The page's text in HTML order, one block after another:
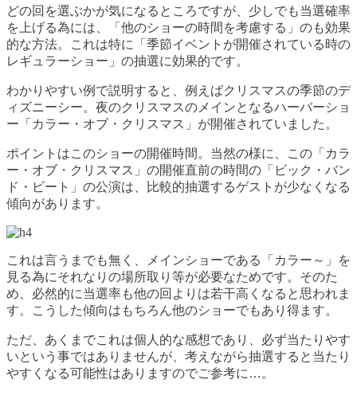
どの回を選ぶかが気になるところですが、少しでも当選確率
を上げる為には、「他のショーの時間を考慮する」のも効果
的な方法。これは特に「季節イベントが開催されている時の
レギュラーショー」の抽選に効果的です。
わかりやすい例で説明すると、例えばクリスマスの季節のデ
ィズニーシー。夜のクリスマスのメインとなるハーバーショ
ー「カラー・オブ・クリスマス」が開催されていました。
ポイントはこのショーの開催時間。当然の様に、この「カラ
ー・オブ・クリスマス」の開催直前の時間の「ビック・バン
ド・ビート」の公演は、比較的抽選するゲストが少なくなる
傾向があります。
これは言うまでも無く、メインショーである「カラー～」を
見る為にそれなりの場所取り等が必要なためです。そのた
め、必然的に当選率も他の回よりは若干高くなると思われま
す。こうした傾向はもちろん他のショーでもあり得ます。
ただ、あくまでこれは個人的な感想であり、必ず当たりやす
いという事ではありませんが、考えながら抽選すると当たり
やすくなる可能性はありますのでご参考に…。